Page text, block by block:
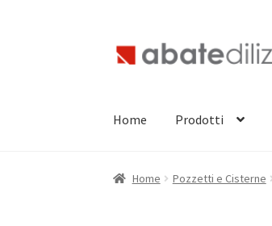
Vai
alla
Vai
al
Home Prodotti
Home Pozzetti e Cisterne